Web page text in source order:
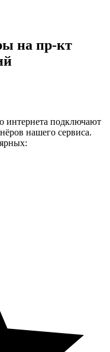
на пр-кт
интернета подключают
нашего сервиса.